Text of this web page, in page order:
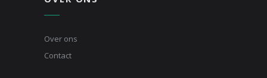
Over ons
Contact